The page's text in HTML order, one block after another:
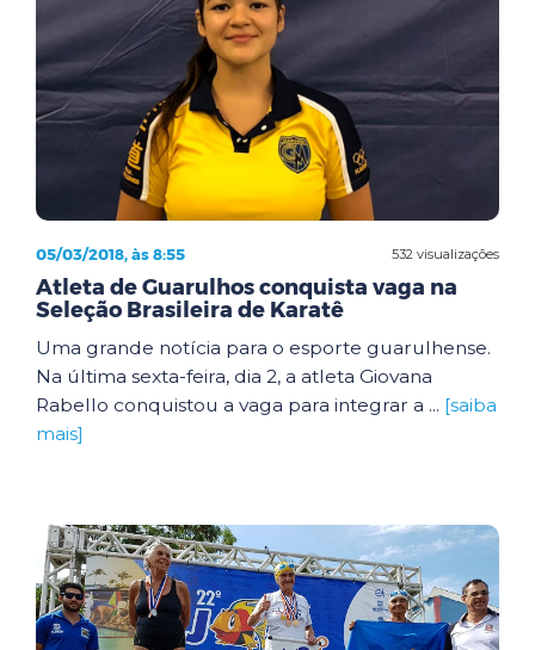
532 visualizações
05/03/2018, às 8:55
Atleta de Guarulhos conquista vaga na
Seleção Brasileira de Karatê
Uma grande notícia para o esporte guarulhense.
Na última sexta-feira, dia 2, a atleta Giovana
Rabello conquistou a vaga para integrar a ... [saiba
mais]